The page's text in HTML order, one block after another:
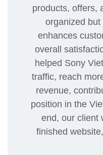
products, offers,
organized
enhances
overall
helped Sony
traffic, reach
revenue,
position in the
end, our client
finished